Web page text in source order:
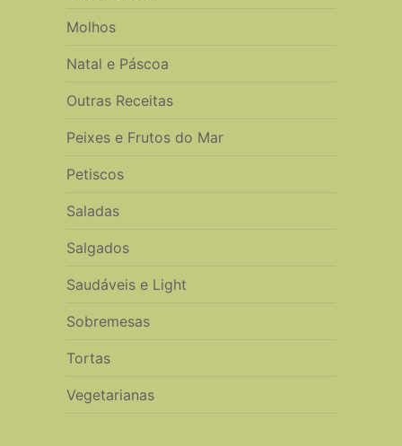
Molhos
Natal e Páscoa
Outras Receitas
Peixes e Frutos do Mar
Petiscos
Saladas
Salgados
Saudáveis e Light
Sobremesas
Tortas
Vegetarianas